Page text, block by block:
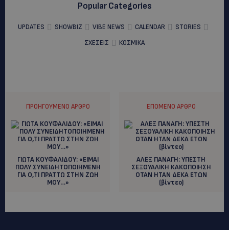
Popular Categories
UPDATES SHOWBIZ VIBE NEWS CALENDAR
STORIES
ΣΧΕΣΕΙΣ
ΚΟΣΜΙΚΑ
ΠΡΟΗΓΟΎΜΕΝΟ ΆΡΘΡΟ
ΓΙΩΤΑ ΚΟΥΦΑΛΙΔΟΥ: «ΕΙΜΑΙ
ΠΟΛΥ ΣΥΝΕΙΔΗΤΟΠΟΙΗΜΕΝΗ
ΓΙΑ Ο,ΤΙ ΠΡΑΤΤΩ ΣΤΗΝ ΖΩΗ
ΜΟΥ…»
ΕΠΌΜΕΝΟ ΆΡΘΡΟ
ΑΛΕΞ ΠΑΝΑΓΗ: YΠΕΣΤΗ
ΣΕΞΟΥΑΛΙΚΗ ΚΑΚΟΠΟΙΗΣΗ
ΟΤΑΝ ΗΤΑΝ ΔΕΚΑ ΕΤΩΝ
(βίντεο)